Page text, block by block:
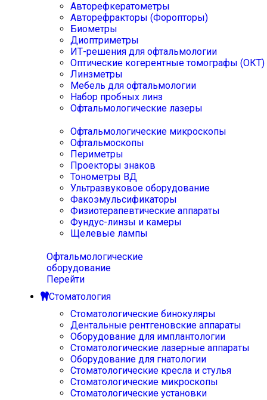
Авторефкератометры
Авторефракторы (Форопторы)
Биометры
Диоптриметры
ИТ-решения для офтальмологии
Оптические когерентные томографы (ОКТ)
Линзметры
Мебель для офтальмологии
Набор пробных линз
Офтальмологические лазеры
Офтальмологические микроскопы
Офтальмоскопы
Периметры
Проекторы знаков
Тонометры ВД
Ультразвуковое оборудование
Факоэмульсификаторы
Физиотерапевтические аппараты
Фундус-линзы и камеры
Щелевые лампы
Офтальмологические
оборудование
Перейти
Стоматология
Стоматологические бинокуляры
Дентальные рентгеновские аппараты
Оборудование для имплантологии
Стоматологические лазерные аппараты
Оборудование для гнатологии
Стоматологические кресла и стулья
Стоматологические микроскопы
Стоматологические установки